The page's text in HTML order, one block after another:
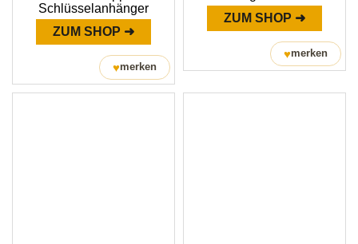
Schlüsselanhänger
ZUM SHOP ➜
♥merken
ZUM SHOP ➜
♥merken